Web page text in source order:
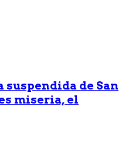
suspendida de San
miseria, el